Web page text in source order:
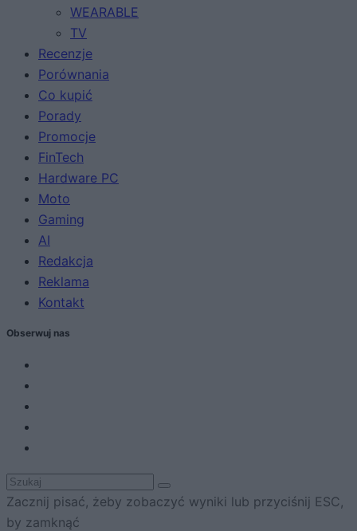
WEARABLE
TV
Recenzje
Porównania
Co kupić
Porady
Promocje
FinTech
Hardware PC
Moto
Gaming
AI
Redakcja
Reklama
Kontakt
Obserwuj nas
Zacznij pisać, żeby zobaczyć wyniki lub przyciśnij ESC,
by zamknąć